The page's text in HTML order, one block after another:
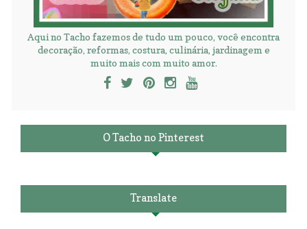
Aqui no Tacho fazemos de tudo um pouco, você encontra
decoração, reformas, costura, culinária, jardinagem e
muito mais com muito amor.
O Tacho no Pinterest
Translate